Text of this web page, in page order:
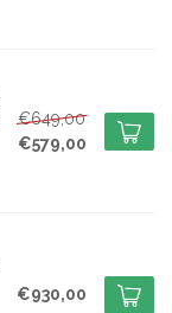
€649,00
€579,00
€930,00